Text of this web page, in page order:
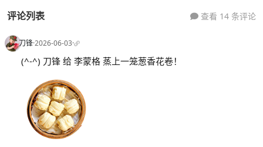
评论列表 查看 14 条评论
刀锋·2026-06-03·
(^-^) 刀锋 给 李蒙格 蒸上一笼葱香花卷！